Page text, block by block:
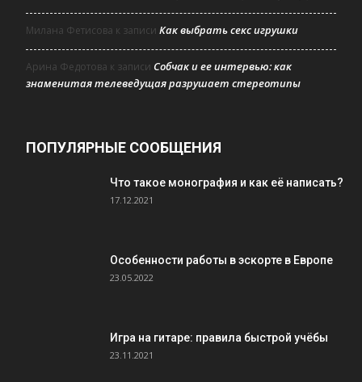
Милана Фетисова к записи Как выбрать секс игрушки
Арина Федотова к записи Собчак и ее интервью: как
знаменитая телеведущая разрушает стереотипы
ПОПУЛЯРНЫЕ СООБЩЕНИЯ
Что такое монография и как её написать?
17.12.2021
Особенности работы в эскорте в Европе
23.05.2022
Игра на гитаре: правила быстрой учёбы
23.11.2021